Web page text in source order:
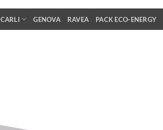
CARLI GENOVA RAVEA PACK ECO-ENERGY